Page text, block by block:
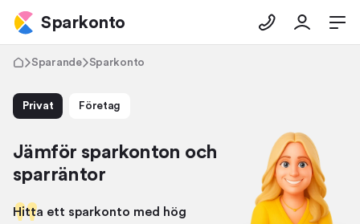
Sparkonto
Sparande Sparkonto
Privat Företag
Jämför sparkonton och
sparräntor
Hitta ett sparkonto med hög